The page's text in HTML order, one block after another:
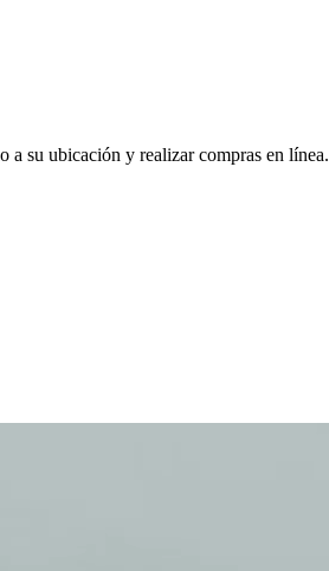
a su ubicación y realizar compras en línea.